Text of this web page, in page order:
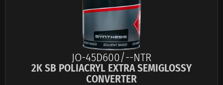
JO-45D600/--NTR
2K SB POLIACRYL EXTRA SEMIGLOSSY
CONVERTER